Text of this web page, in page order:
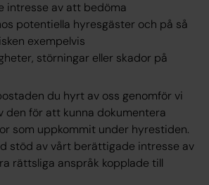
intresse av att bedöma
potentiella hyresgäster och på så
exempelvis
störningar eller skador på
du hyrt av oss genomför vi
den för att kunna dokumentera
som uppkommit under hyrestiden.
stöd av vårt berättigade intresse av
rättsliga anspråk kopplade till